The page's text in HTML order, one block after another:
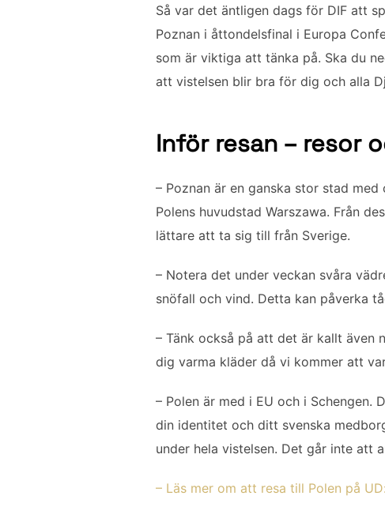
c
e
o
o
i
t
e
r
a
i
n
k
d
I
l
a
Så var det äntligen dags för DIF att
Poznan i åttondelsfinal i Europa
som är viktiga att tänka på. Ska du
att vistelsen blir bra för dig och alla
Inför resan – resor
– Poznan är en ganska stor stad
Polens huvudstad Warszawa. Från
lättare att ta sig till från Sverige.
– Notera det under veckan svåra
snöfall och vind. Detta kan påverka
– Tänk också på att det är kallt även
dig varma kläder då vi kommer att
– Polen är med i EU och i
din identitet och ditt svenska
under hela vistelsen. Det går inte att
– Läs mer om att resa till Polen på